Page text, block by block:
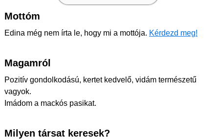
Mottóm
Edina még nem írta le, hogy mi a mottója. Kérdezd meg!
Magamról
Pozitív gondolkodású, kertet kedvelő, vidám természetű
vagyok.
Imádom a mackós pasikat.
Milyen társat keresek?